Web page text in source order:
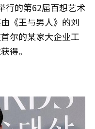
行的第62届百想艺术
《王与男人》的刘
尔的某家大企业工
得。